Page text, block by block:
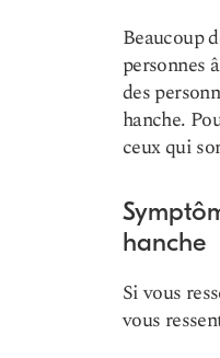
Beaucoup
personnes
des
hanche.
ceux qui
hanche
Si vous
vous